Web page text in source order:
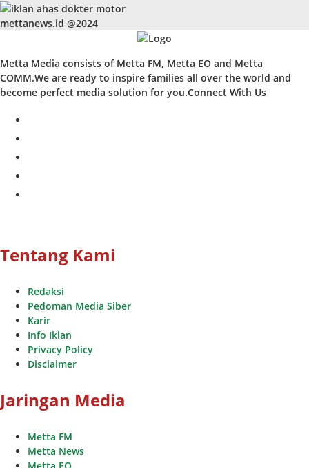
mettanews.id @2024
Metta Media consists of Metta FM, Metta EO and Metta
COMM.We are ready to inspire families all over the world and
become perfect media solution for you.Connect With Us
Tentang Kami
Redaksi
Pedoman Media Siber
Karir
Info Iklan
Privacy Policy
Disclaimer
Jaringan Media
Metta FM
Metta News